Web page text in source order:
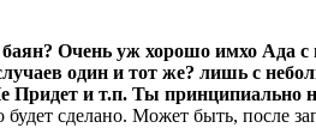
баян? Очень уж хорошо имхо Ада
один и тот же? лишь с
и т.п. Ты
сделано. Может быть, после